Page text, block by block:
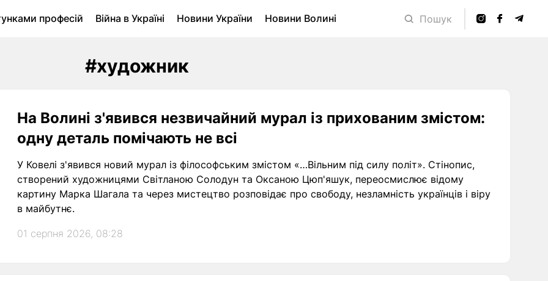
професій Війна в Україні Новини України
Новини Волині
Пошук
#художник
На Волині з'явився незвичайний мурал із прихованим змістом:
одну деталь помічають не всі
У Ковелі з'явився новий мурал із філософським змістом «…Вільним під силу політ». Стінопис,
створений художницями Світланою Солодун та Оксаною Цюп'яшук, переосмислює відому
картину Марка Шагала та через мистецтво розповідає про свободу, незламність українців і віру
в майбутнє.
01 серпня 2026, 08:28